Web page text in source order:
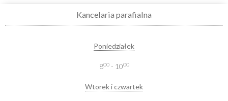
Kancelaria parafialna
Poniedziałek
800- 1000
Wtorek i czwartek